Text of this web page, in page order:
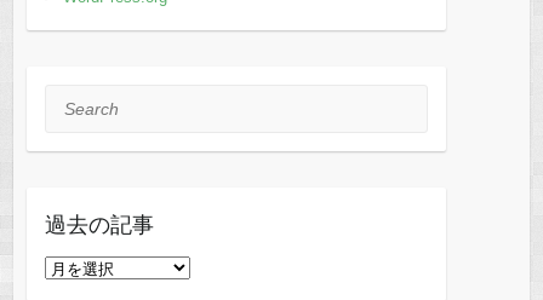
Search
過去の記事
過